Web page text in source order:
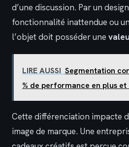
d’une discussion. Par un
fonctionnalité inattendue ou
l’objet doit posséder une
LIRE AUSSI Segmentation
% de performance en plus
Cette différenciation impacte
image de marque. Une